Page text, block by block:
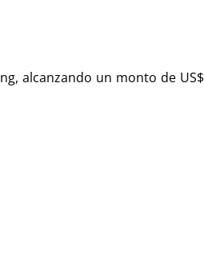
alcanzando un monto de US$